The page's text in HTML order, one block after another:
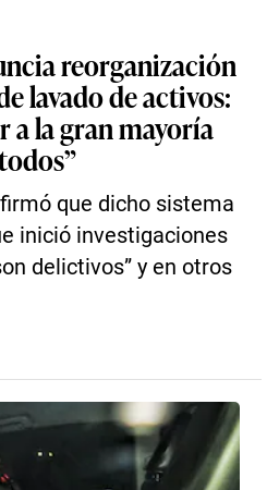
reorganización
lavado de activos:
a la gran mayoría
que dicho sistema
inició investigaciones
delictivos” y en otros